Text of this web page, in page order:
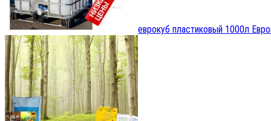
еврокуб пластиковый 1000л